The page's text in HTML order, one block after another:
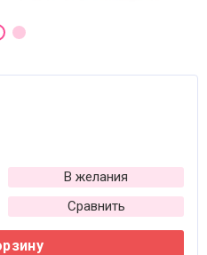
В желания
Сравнить